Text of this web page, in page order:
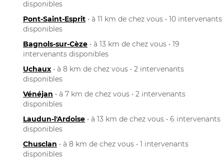
disponibles
Pont-Saint-Esprit • à 11 km de chez vous • 10 intervenants
disponibles
Bagnols-sur-Cèze • à 13 km de chez vous • 19
intervenants disponibles
Uchaux • à 8 km de chez vous • 2 intervenants
disponibles
Vénéjan • à 7 km de chez vous • 2 intervenants
disponibles
Laudun-l'Ardoise • à 13 km de chez vous • 6 intervenants
disponibles
Chusclan • à 8 km de chez vous • 1 intervenants
disponibles